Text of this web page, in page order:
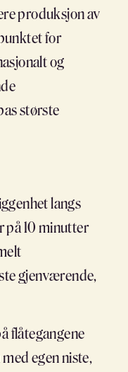
produksjon av
for
og
største
langs
på 10 minutter
gjenværende,
flåtegangene
egen niste,